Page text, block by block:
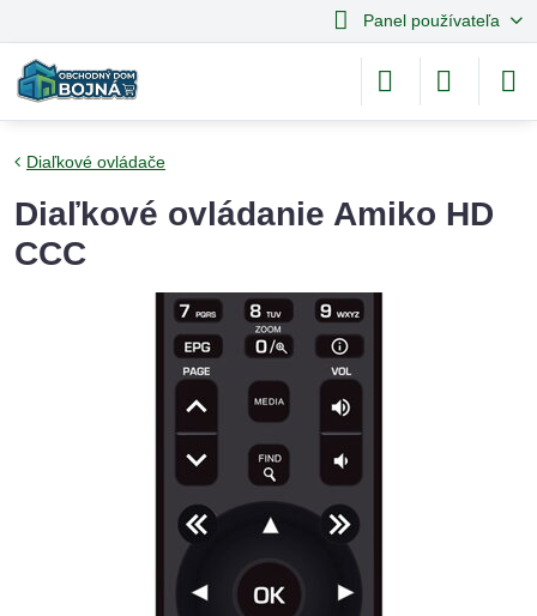
Panel používateľa
Diaľkové ovládače
Diaľkové ovládanie Amiko HD
CCC